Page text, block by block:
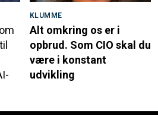
KLUMME
Alt omkring os er i
opbrud. Som CIO skal du
være i konstant
udvikling